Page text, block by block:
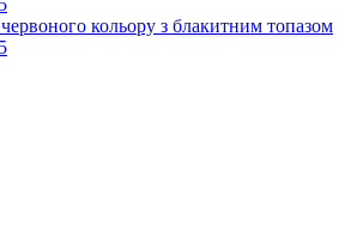
кольору з блакитним топазом